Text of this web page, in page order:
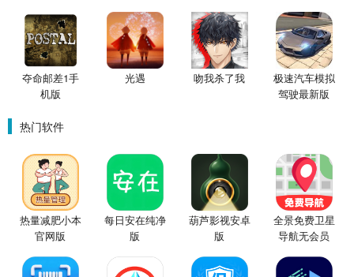
夺命邮差1手
机版
光遇 吻我杀了我
极速汽车模拟
驾驶最新版
热门软件
热量减肥小本
官网版
每日安在纯净
版
葫芦影视安卓
版
全景免费卫星
导航无会员